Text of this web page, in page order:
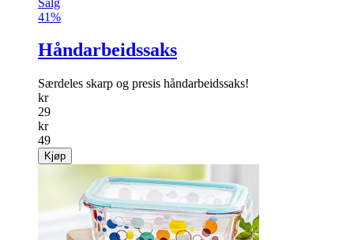
41%
Håndarbeidssaks
Særdeles skarp og presis håndarbeidssaks!
kr
29
kr
49
Kjøp